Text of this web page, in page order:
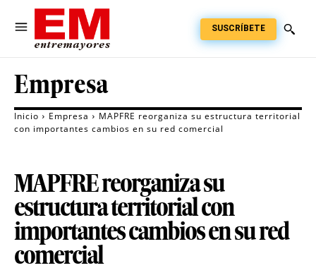
SUSCRÍBETE
Empresa
Inicio Empresa
MAPFRE reorganiza su estructura territorial
con importantes cambios en su red comercial
MAPFRE reorganiza su
estructura territorial con
importantes cambios en su red
comercial